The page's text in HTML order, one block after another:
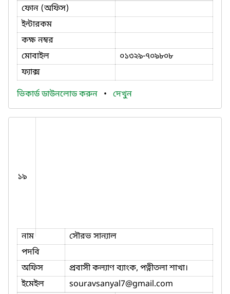
ফোন (অফিস)
ইন্টারকম
কক্ষ নম্বর
মোবাইল
০১৩২৯-৭০৯৮০৮
ফ্যাক্স
ভিকার্ড ডাউনলোড করুন • দেখুন
১৯
নাম
সৌরভ সান্যাল
পদবি
অফিস
প্রবাসী কল্যাণ ব্যাংক, পত্নীতলা শাখা।
ইমেইল
souravsanyal7@gmail.com